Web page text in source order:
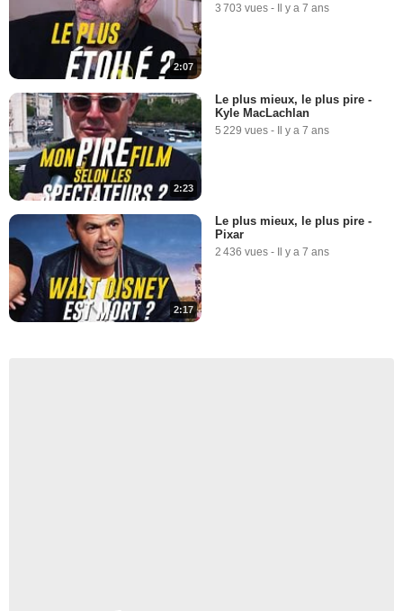
2:07
3 703 vues - Il y a 7 ans
2:23
Le plus mieux, le plus pire -
Kyle MacLachlan
5 229 vues - Il y a 7 ans
2:17
Le plus mieux, le plus pire -
Pixar
2 436 vues - Il y a 7 ans